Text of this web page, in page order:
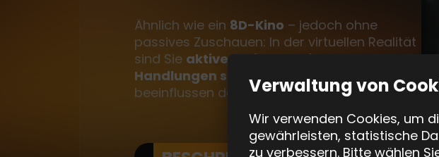
Ähnlich wie ein 8D-Kino – jedoch ohne
passives Zuschauen: In der virtuellen Realität
sind Sie aktiver Teil des Spiels,
Handlungen sowie Entscheidungen
beeinflussen den Spielverlauf.
Verwaltung von
Wir verwenden Cookies, um
gewährleisten, statistische
zu verbessern. Bitte wählen